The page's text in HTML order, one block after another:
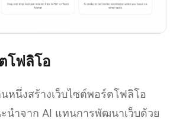
โฟลิโอ
นึ่งสร้างเว็บไซต์พอร์ตโฟลิโอ
นำจาก AI แทนการพัฒนาเว็บด้วย